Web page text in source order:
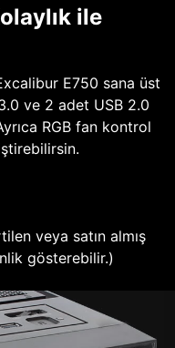
ile
E750 sana üst
ve 2 adet USB 2.0
RGB fan kontrol
veya satın almış
gösterebilir.)